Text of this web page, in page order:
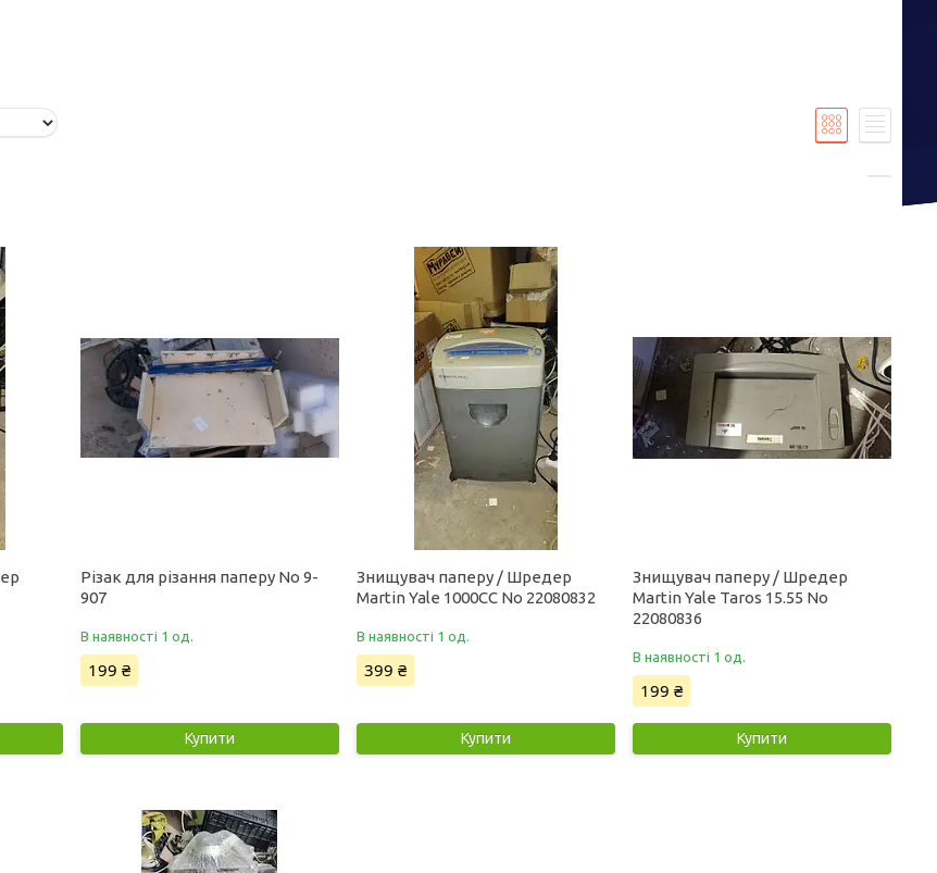
Різак для різання паперу No 9-
907
В наявності 1 од.
199 ₴
Купити
Знищувач паперу / Шредер
Martin Yale 1000CC No 22080832
В наявності 1 од.
399 ₴
Купити
Знищувач паперу / Шредер
Martin Yale Taros 15.55 No
22080836
В наявності 1 од.
199 ₴
Купити